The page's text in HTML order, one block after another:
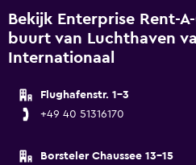
Bekijk Enterprise Rent-
buurt van Luchthaven
Internationaal
Flughafenstr. 1-3
+49 40 51316170
Borsteler Chaussee 13-15